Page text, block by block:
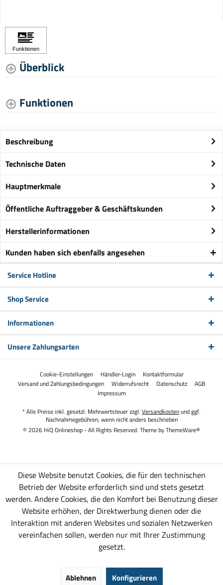
Überblick
Funktionen
Beschreibung
Technische Daten
Hauptmerkmale
Öffentliche Auftraggeber & Geschäftskunden
Herstellerinformationen
Kunden haben sich ebenfalls angesehen
Service Hotline
Shop Service
Informationen
Unsere Zahlungsarten
Cookie-Einstellungen Händler-Login
Kontaktformular
Versand und Zahlungsbedingungen
Widerrufsrecht Datenschutz
AGB
Impressum
* Alle Preise inkl. gesetzl. Mehrwertsteuer zzgl. Versandkostenund ggf.
Nachnahmegebühren, wenn nicht anders beschrieben
© 2026 HiQ Onlineshop - All Rights Reserved. Theme byThemeWare®
Diese Website benutzt Cookies, die für den technischen
Betrieb der Website erforderlich sind und stets gesetzt
werden. Andere Cookies, die den Komfort bei Benutzung dieser
Website erhöhen, der Direktwerbung dienen oder die
Interaktion mit anderen Websites und sozialen Netzwerken
vereinfachen sollen, werden nur mit Ihrer Zustimmung
gesetzt.
Ablehnen Konfigurieren